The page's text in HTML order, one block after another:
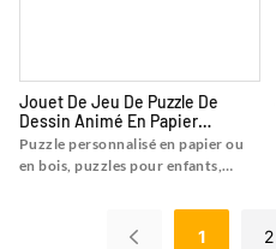
Jouet De Jeu De Puzzle De
Dessin Animé En Papier
Personnalisé - BESTRAND
PRINTING
Puzzle personnalisé en papier ou
en bois, puzzles pour enfants,
les puzzles pour enfants
Impression de puzzles à partir de
1 2